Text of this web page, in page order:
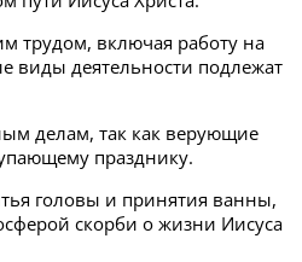
трудом, включая работу на
виды деятельности подлежат
делам, так как верующие
празднику.
головы и принятия ванны,
скорби о жизни Иисуса